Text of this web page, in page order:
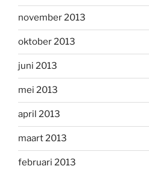
november 2013
oktober 2013
juni 2013
mei 2013
april 2013
maart 2013
februari 2013